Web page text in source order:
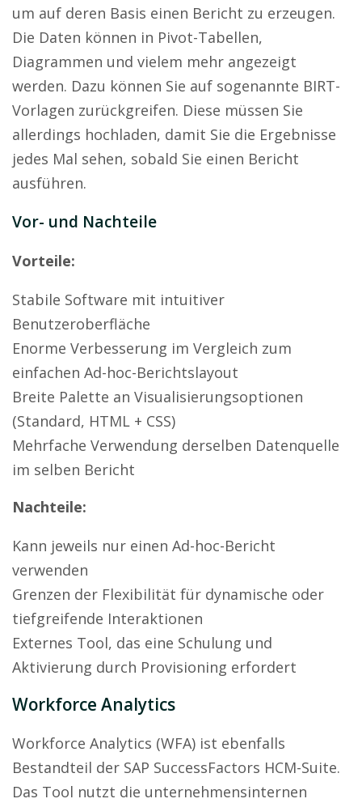
um auf deren Basis einen Bericht zu erzeugen.
Die Daten können in Pivot-Tabellen,
Diagrammen und vielem mehr angezeigt
werden. Dazu können Sie auf sogenannte BIRT-
Vorlagen zurückgreifen. Diese müssen Sie
allerdings hochladen, damit Sie die Ergebnisse
jedes Mal sehen, sobald Sie einen Bericht
ausführen.
Vor- und Nachteile
Vorteile:
Stabile Software mit intuitiver
Benutzeroberfläche
Enorme Verbesserung im Vergleich zum
einfachen Ad-hoc-Berichtslayout
Breite Palette an Visualisierungsoptionen
(Standard, HTML + CSS)
Mehrfache Verwendung derselben Datenquelle
im selben Bericht
Nachteile:
Kann jeweils nur einen Ad-hoc-Bericht
verwenden
Grenzen der Flexibilität für dynamische oder
tiefgreifende Interaktionen
Externes Tool, das eine Schulung und
Aktivierung durch Provisioning erfordert
Workforce Analytics
Workforce Analytics (WFA) ist ebenfalls
Bestandteil der SAP SuccessFactors HCM-Suite.
Das Tool nutzt die unternehmensinternen